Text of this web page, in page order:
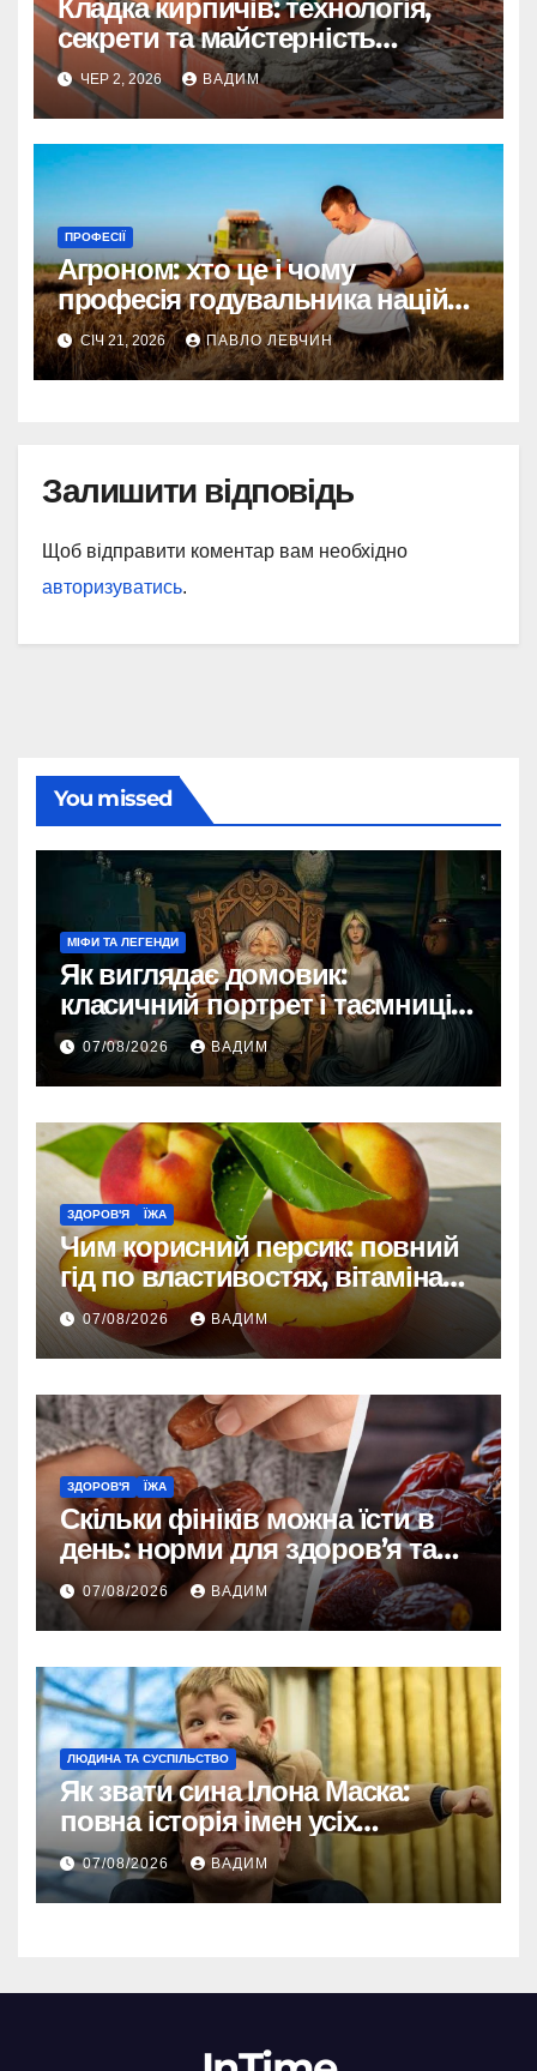
Кладка кирпичів: технологія,
секрети та майстерність
мурування
ЧЕР 2, 2026 ВАДИМ
ПРОФЕСІЇ
Агроном: хто це і чому
професія годувальника націй
актуальна як ніколи
СІЧ 21, 2026 ПАВЛО ЛЕВЧИН
Залишити відповідь
Щоб відправити коментар вам необхідно
авторизуватись.
You missed
МІФИ ТА ЛЕГЕНДИ
Як виглядає домовик:
класичний портрет і таємниці
зовнішності
07/08/2026 ВАДИМ
ЗДОРОВ'Я ЇЖА
Чим корисний персик: повний
гід по властивостях, вітамінах і
впливі на організм
07/08/2026 ВАДИМ
ЗДОРОВ'Я ЇЖА
Скільки фініків можна їсти в
день: норми для здоров’я та
енергії
07/08/2026 ВАДИМ
ЛЮДИНА ТА СУСПІЛЬСТВО
Як звати сина Ілона Маска:
повна історія імен усіх
хлопчиків мільярдера
07/08/2026 ВАДИМ